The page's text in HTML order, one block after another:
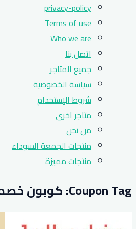
privacy-policy
Terms of use
Who we are
اتصل بنا
جميع المتاجر
سياسة الخصوصية
شروط الإستخدام
متاجر اخرى
من نحن
منتجات الجمعة السوداء
منتجات مميزة
Coupon Tag: كوبون